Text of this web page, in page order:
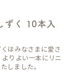
ずく 10本入
はみなさまに愛さ
りよい一本にリニ
しました。